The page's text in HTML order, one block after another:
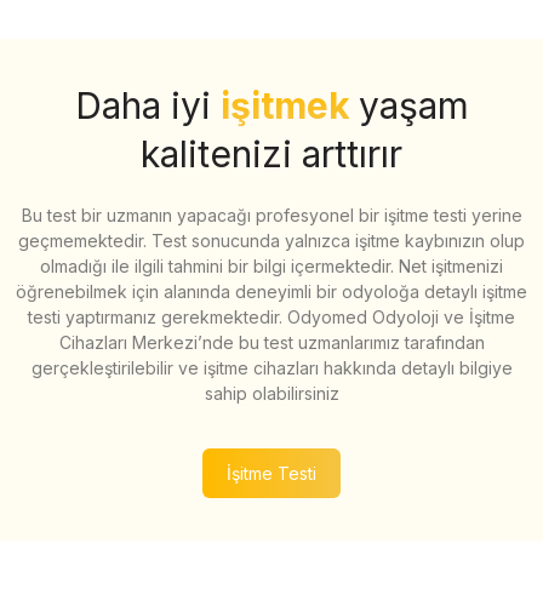
Daha iyi işitmek yaşam
kalitenizi arttırır
Bu test bir uzmanın yapacağı profesyonel bir işitme testi yerine
geçmemektedir. Test sonucunda yalnızca işitme kaybınızın olup
olmadığı ile ilgili tahmini bir bilgi içermektedir. Net işitmenizi
öğrenebilmek için alanında deneyimli bir odyoloğa detaylı işitme
testi yaptırmanız gerekmektedir. Odyomed Odyoloji ve İşitme
Cihazları Merkezi’nde bu test uzmanlarımız tarafından
gerçekleştirilebilir ve işitme cihazları hakkında detaylı bilgiye
sahip olabilirsiniz
İşitme Testi